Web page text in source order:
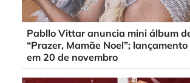
Pabllo Vittar anuncia mini álbum
“Prazer, Mamãe Noel”;
em 20 de novembro